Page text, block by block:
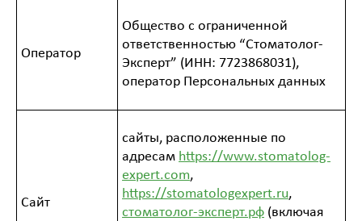
Оператор
Общество с ограниченной
ответственностью “Стоматолог-
Эксперт” (ИНН: 7723868031),
оператор Персональных данных
Сайт
сайты, расположенные по
адресам https://www.stomatolog-
expert.com,
https://stomatologexpert.ru,
стоматолог-эксперт.рф (включая